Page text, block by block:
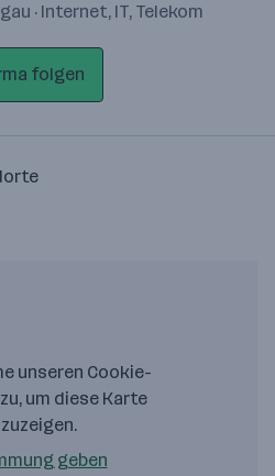
· Internet, IT, Telekom
folgen
unseren Cookie-
um diese Karte
geben